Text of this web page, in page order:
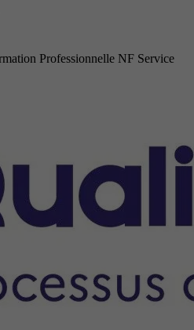
NF Service